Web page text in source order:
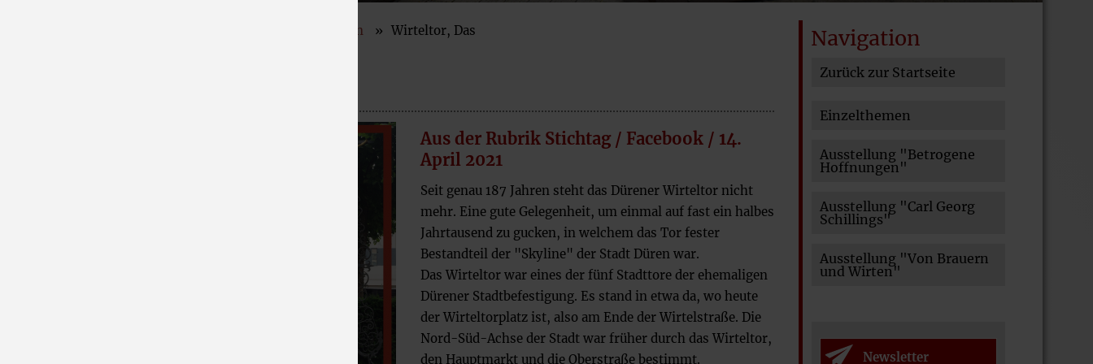
Einzelthemen Wirteltor, Das
Aus der Rubrik Stichtag / Facebook / 14.
April 2021
Seit genau 187 Jahren steht das Dürener Wirteltor nicht
mehr. Eine gute Gelegenheit, um einmal auf fast ein halbes
Jahrtausend zu gucken, in welchem das Tor fester
Bestandteil der "Skyline" der Stadt Düren war.
Das Wirteltor war eines der fünf Stadttore der ehemaligen
Dürener Stadtbefestigung. Es stand in etwa da, wo heute
der Wirteltorplatz ist, also am Ende der Wirtelstraße. Die
Nord-Süd-Achse der Stadt war früher durch das Wirteltor,
den Hauptmarkt und die Oberstraße bestimmt.
Navigation
Zurück zur Startseite
Navigation
Einzelthemen
Ausstellung "Betrogene
Hoffnungen"
Ausstellung "Carl Georg
Schillings"
Ausstellung "Von Brauern
und Wirten"
Newsletter
News Archiv